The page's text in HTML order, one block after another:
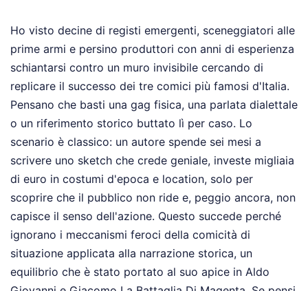
Ho visto decine di registi emergenti, sceneggiatori alle
prime armi e persino produttori con anni di esperienza
schiantarsi contro un muro invisibile cercando di
replicare il successo dei tre comici più famosi d'Italia.
Pensano che basti una gag fisica, una parlata dialettale
o un riferimento storico buttato lì per caso. Lo
scenario è classico: un autore spende sei mesi a
scrivere uno sketch che crede geniale, investe migliaia
di euro in costumi d'epoca e location, solo per
scoprire che il pubblico non ride e, peggio ancora, non
capisce il senso dell'azione. Questo succede perché
ignorano i meccanismi feroci della comicità di
situazione applicata alla narrazione storica, un
equilibrio che è stato portato al suo apice in Aldo